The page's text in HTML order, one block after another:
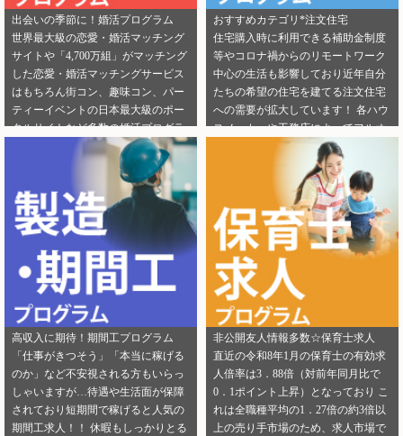
みはこちら」からご登録時のプロフ
ィール欄に 「独占案件・独占条件の
お知らせ」を見たという旨をご入力
ください。 メディパートナーにご登
録いただいている アフィリエイター
様は「お問い合わせはこちら」から
ご連絡ください。
リエイター様は 「お申込みはこち
ら」からご登録時のプロフィール欄
に 注目のカテゴリを見たという旨を
ご入力ください。 メディパートナー
にご登録いただいている アフィリエ
イター様は「お問い合わせはこち
ら」から ご連絡ください。
出会いの季節に！婚活プログラム
世界最大級の恋愛・婚活マッチング
サイトや「4,700万組」がマッチング
した恋愛・婚活マッチングサービス
はもちろん街コン、趣味コン、パー
ティーイベントの日本最大級のポー
タルサイトなど多数の婚活プログラ
ムを取り扱っております！ 新規でご
登録いただくアフィリエイター様は
「お申込みはこちら」からご登録時
のプロフィール欄に注目のカテゴリ
を見たという旨をご入力ください。
メディパートナーにご登録いただい
ているアフィリエイター様は「お問
い合わせはこちら」からご連絡くだ
さい。
おすすめカテゴリ*注文住宅
住宅購入時に利用できる補助金制度
等やコロナ禍からのリモートワーク
中心の生活も影響しており近年自分
たちの希望の住宅を建てる注文住宅
への需要が拡大しています！ 各ハウ
スメーカーや工務店によってフルオ
ーダー住宅・セミオーダー住宅など
様々な取扱いがありユーザーの好み
をくみ取って家づくりをサポ―トし
てくれます。 新規でご登録いただく
アフィリエイター様は「お申込みは
こちら」からご登録時のプロフィー
ル欄に注目のカテゴリを見たという
旨をご入力ください。 メディパート
ナーにご登録いただいているアフィ
リエイター様は「お問い合わせはこ
ちら」からご連絡ください。
高収入に期待！期間工プログラム
「仕事がきつそう」「本当に稼げる
のか」など不安視される方もいらっ
しゃいますが…待遇や生活面が保障
されており短期間で稼げると人気の
期間工求人！！ 休暇もしっかりとる
非公開友人情報多数☆保育士求人
直近の令和8年1月の保育士の有効求
人倍率は3．88倍（対前年同月比で
0．1ポイント上昇）となっており こ
れは全職種平均の1．27倍の約3倍以
上の売り手市場のため、求人市場で